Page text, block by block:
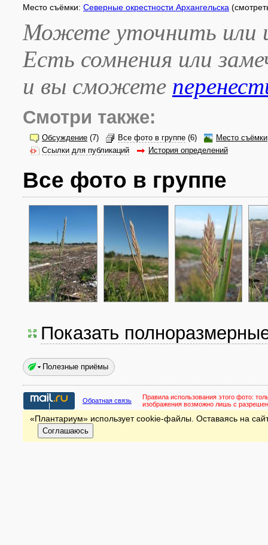
Место съёмки: Северные окрестности Архангельска
Можете уточнить или
Есть сомнения или
и вы сможете
Смотри также:
Обсуждение (7) Все фото в группе (6)
Место съёмки
Ссылки для публикаций
История определений
Все фото в группе
Показать
Полезные приёмы
Обратная связь Правила использования этого фото:
изображения возможно лишь с
«Плантариум» использует cookie-файлы. Оставаясь на
Соглашаюсь